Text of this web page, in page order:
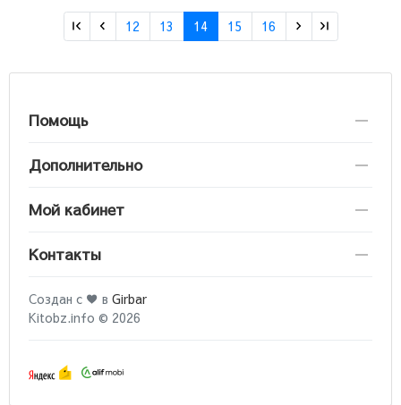
12 13 14 15 16
Помощь
Дополнительно
Мой кабинет
Контакты
Создан с ♥ в Girbar
Kitobz.info © 2026